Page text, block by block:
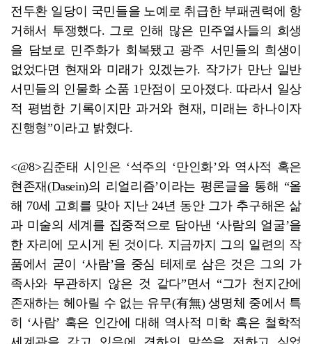
전두환 일당이 국민들을 노예로 취급한 부패권력에 항
거해서 투쟁했다. 그로 인해 많은 민주열사들의 희생
을 담보로 민주화가 회복됐고 광주 서민들의 희생이
없었다면 현재와 미래가 있겠는가. 작가가 만난 일반
서민들의 인물화 소품 1만점이 모아졌다. 따라서 일상
적 평범한 기록이지만 과거와 현재, 미래는 하나이자
진행형”이라고 밝혔다.
<@8>김준태 시인은 ‘석주의 ‘만인화’와 역사적 혹은
현존재(Dasein)의 리얼리즘’이라는 평론글을 통해 “올
해 70세 고희를 맞아 지난 24년 동안 그가 추구해온 삶
과 미술의 세계를 집중적으로 담아낸 ‘사람의 얼굴’을
한 자리에 모시게 된 것이다. 지금까지 그의 일련의 작
품에서 굳이 ‘사람’을 중심 테제로 삼은 것은 그의 가
족사와 무관하지 않은 것 같다”면서 “그가 천지간에
존재하는 헤아릴 수 없는 유무(有無) 생명체 중에서 특
히 ‘사람’ 혹은 인간에 대해 역사적 미학 혹은 철학적